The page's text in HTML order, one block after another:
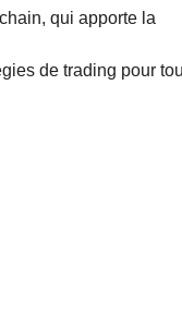
qui apporte la
de trading pour